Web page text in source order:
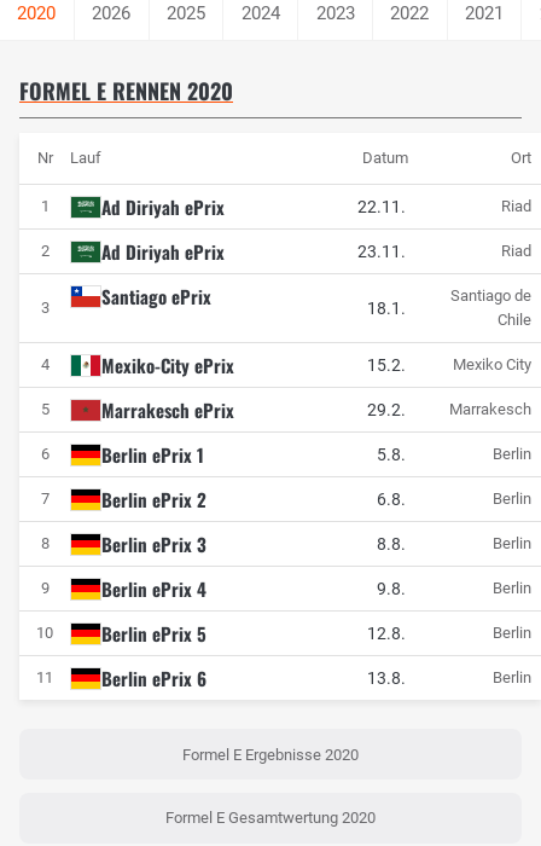
2026 2025 2024 2023 2022 2021
FORMEL E RENNEN 2020
Nr Lauf Datum Ort
1 Ad Diriyah ePrix 22.11. Riad
2 Ad Diriyah ePrix 23.11. Riad
3 Santiago ePrix 18.1.
Santiago de
Chile
4 Mexiko-City ePrix 15.2. Mexiko City
5 Marrakesch ePrix 29.2. Marrakesch
6 Berlin ePrix 1 5.8. Berlin
7 Berlin ePrix 2 6.8. Berlin
8 Berlin ePrix 3 8.8. Berlin
9 Berlin ePrix 4 9.8. Berlin
10 Berlin ePrix 5 12.8. Berlin
11 Berlin ePrix 6 13.8. Berlin
Formel E Ergebnisse 2020
Formel E Gesamtwertung 2020